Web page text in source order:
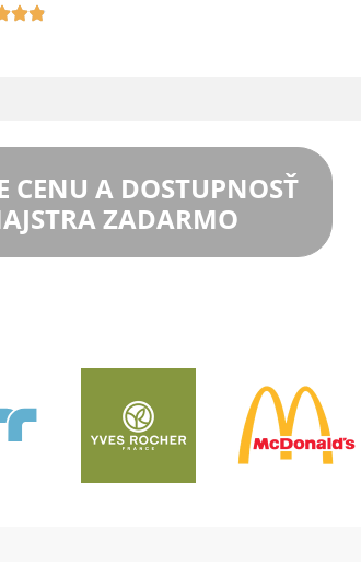
CENU A DOSTUPNOSŤ
ZADARMO